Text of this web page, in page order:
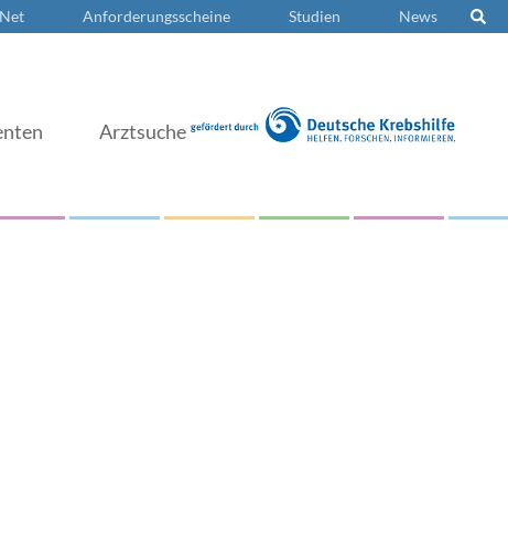
Anforderungsscheine Studien News
Arztsuche